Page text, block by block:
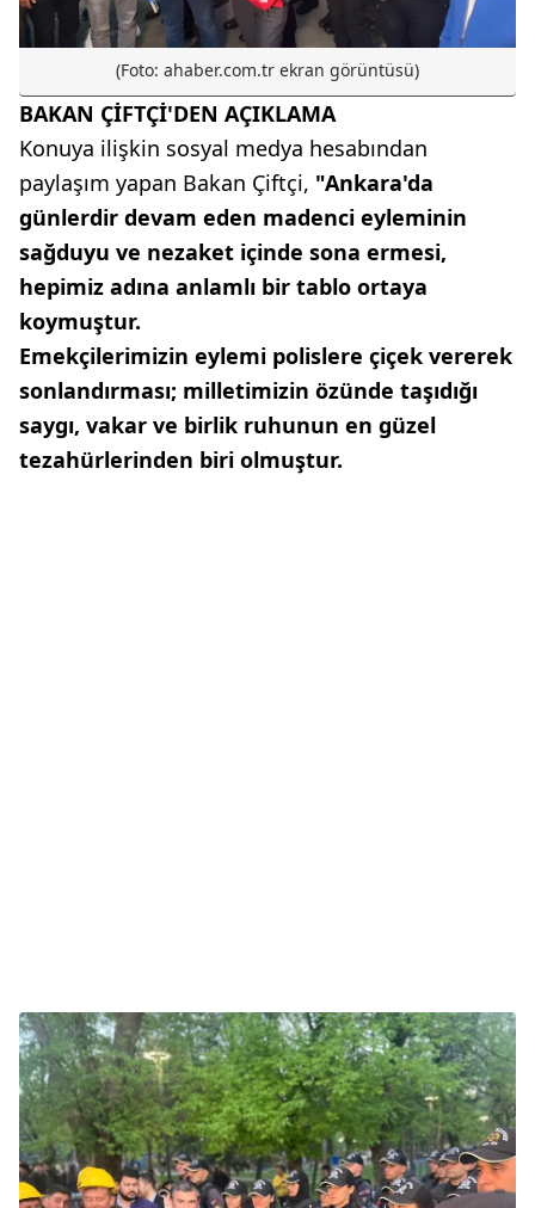
(Foto: ahaber.com.tr ekran görüntüsü)
BAKAN ÇİFTÇİ'DEN AÇIKLAMA
Konuya ilişkin sosyal medya hesabından
paylaşım yapan Bakan Çiftçi, "Ankara'da
günlerdir devam eden madenci eyleminin
sağduyu ve nezaket içinde sona ermesi,
hepimiz adına anlamlı bir tablo ortaya
koymuştur.
Emekçilerimizin eylemi polislere çiçek vererek
sonlandırması; milletimizin özünde taşıdığı
saygı, vakar ve birlik ruhunun en güzel
tezahürlerinden biri olmuştur.